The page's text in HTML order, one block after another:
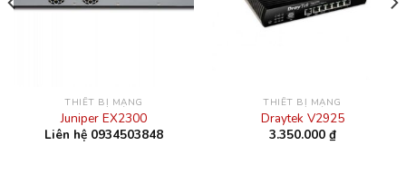
THIẾT BỊ MẠNG
Juniper EX2300
Liên hệ 0934503848
THIẾT BỊ MẠNG
Draytek V2925
3.350.000 ₫